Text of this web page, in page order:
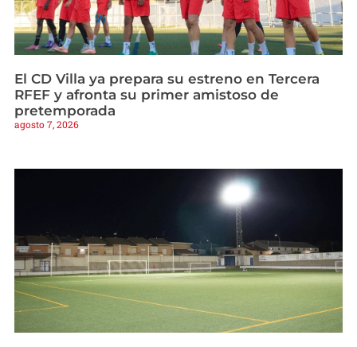
El CD Villa ya prepara su estreno en Tercera
RFEF y afronta su primer amistoso de
pretemporada
agosto 7, 2026